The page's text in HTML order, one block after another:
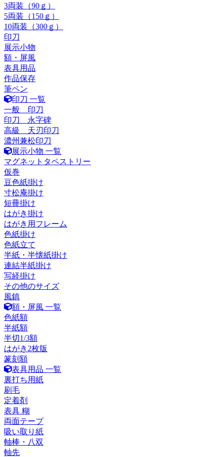
3両装（90ｇ）
5両装（150ｇ）
10両装（300ｇ）
印刀
展示小物
額・屏風
表具用品
作品保存
筆ペン
印刀 一覧
一般 印刀
印刀 永字碑
高級 天刃印刀
濃州兼松印刀
展示小物 一覧
マグネットタペストリー
仮巻
豆色紙掛け
寸松庵掛け
短冊掛け
はがき掛け
はがき用フレーム
色紙掛け
色紙立て
半紙・半懐紙掛け
連結半紙掛け
写経掛け
その他のサイズ
風鎮
額・屏風 一覧
色紙額
半紙額
半切1/3額
はがき2枚版
篆刻額
表具用品 一覧
裏打ち用紙
刷毛
定着剤
表具 糊
両面テープ
吸い取り紙
軸棒・八双
軸先